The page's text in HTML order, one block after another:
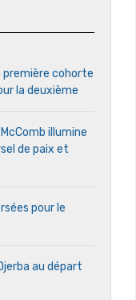
première cohorte
la deuxième
illumine
de paix et
pour le
au départ